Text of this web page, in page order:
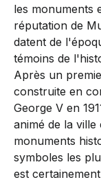
les monuments
réputation de
datent de
témoins de
Après un
construite en
George V en
animé de la
monuments
symboles les
est